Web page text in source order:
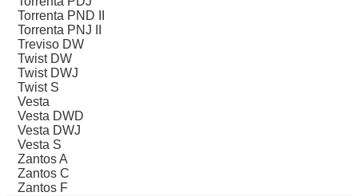
Torrenta PND II
Torrenta PNJ II
Treviso DW
Twist DW
Twist DWJ
Twist S
Vesta
Vesta DWD
Vesta DWJ
Vesta S
Zantos A
Zantos C
Zantos F